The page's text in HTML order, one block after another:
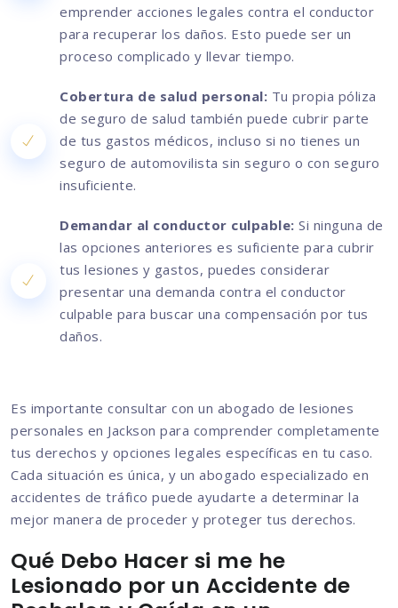
emprender acciones legales contra el conductor
para recuperar los daños. Esto puede ser un
proceso complicado y llevar tiempo.
Cobertura de salud personal: Tu propia póliza
de seguro de salud también puede cubrir parte
de tus gastos médicos, incluso si no tienes un
seguro de automovilista sin seguro o con seguro
insuficiente.
Demandar al conductor culpable: Si ninguna de
las opciones anteriores es suficiente para cubrir
tus lesiones y gastos, puedes considerar
presentar una demanda contra el conductor
culpable para buscar una compensación por tus
daños.
Es importante consultar con un abogado de lesiones
personales en Jackson para comprender completamente
tus derechos y opciones legales específicas en tu caso.
Cada situación es única, y un abogado especializado en
accidentes de tráfico puede ayudarte a determinar la
mejor manera de proceder y proteger tus derechos.
Qué Debo Hacer si me he
Lesionado por un Accidente de